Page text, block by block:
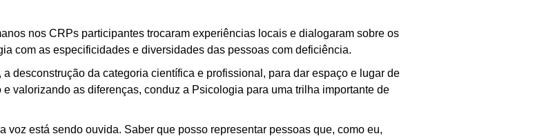
nos CRPs participantes trocaram experiências locais e dialogaram sobre os
com as especificidades e diversidades das pessoas com deficiência.
desconstrução da categoria científica e profissional, para dar espaço e lugar de
valorizando as diferenças, conduz a Psicologia para uma trilha importante de
voz está sendo ouvida. Saber que posso representar pessoas que, como eu,